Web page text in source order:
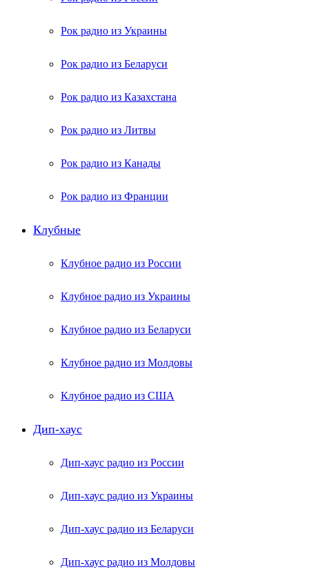
Рок радио из Украины
Рок радио из Беларуси
Рок радио из Казахстана
Рок радио из Литвы
Рок радио из Канады
Рок радио из Франции
Клубные
Клубное радио из России
Клубное радио из Украины
Клубное радио из Беларуси
Клубное радио из Молдовы
Клубное радио из США
Дип-хаус
Дип-хаус радио из России
Дип-хаус радио из Украины
Дип-хаус радио из Беларуси
Дип-хаус радио из Молдовы